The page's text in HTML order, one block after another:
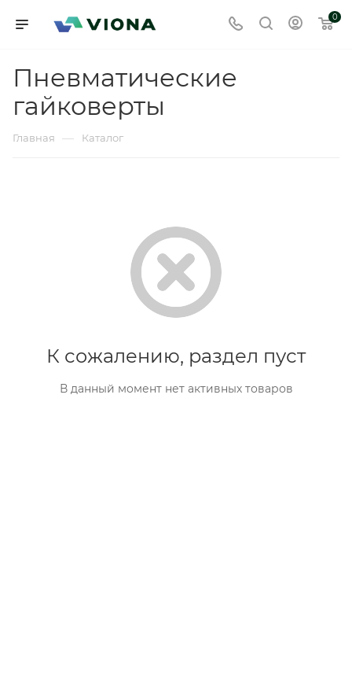
0
Пневматические
гайковерты
Главная — Каталог
К сожалению, раздел пуст
В данный момент нет активных товаров